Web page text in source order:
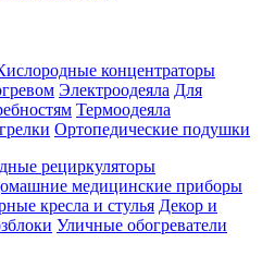
концентраторы
Электроодеяла Для
Термоодеяла
Ортопедические подушки
рециркуляторы
медицинские приборы
кресла и стулья Декор и
Уличные обогреватели